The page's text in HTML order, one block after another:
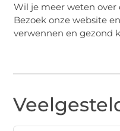
Wil je meer weten over
Bezoek onze website
verwennen en gezond